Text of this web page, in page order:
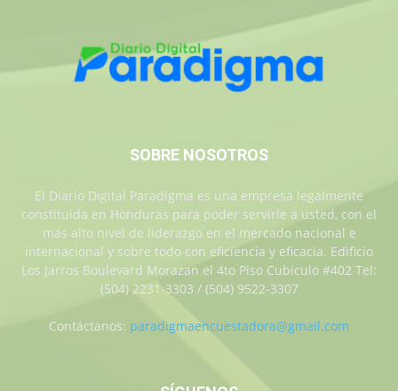
SOBRE NOSOTROS
El Diario Digital Paradigma es una empresa legalmente
constituida en Honduras para poder servirle a usted, con el
más alto nivel de liderazgo en el mercado nacional e
internacional y sobre todo con eficiencia y eficacia. Edificio
Los Jarros Boulevard Morazan el 4to Piso Cubiculo #402 Tel:
(504) 2231-3303 / (504) 9522-3307
Contáctanos: paradigmaencuestadora@gmail.com